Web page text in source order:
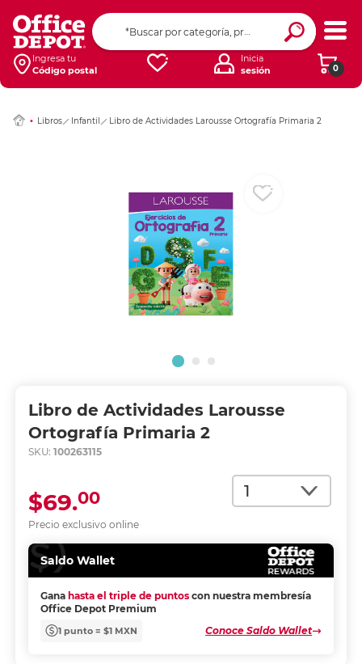
Ingresa tu
Código postal
0
Inicia
sesión
Libros Infantil Libro de Actividades Larousse Ortografía Primaria 2
Libro de Actividades Larousse
Ortografía Primaria 2
SKU: 100263115
Cantidad
Precio exclusivo online
$69.00
Saldo Wallet
Gana hasta el triple de puntos con nuestra membresía
Office Depot Premium
1 punto = $1 MXN Conoce Saldo Wallet
Ingresar Codigo